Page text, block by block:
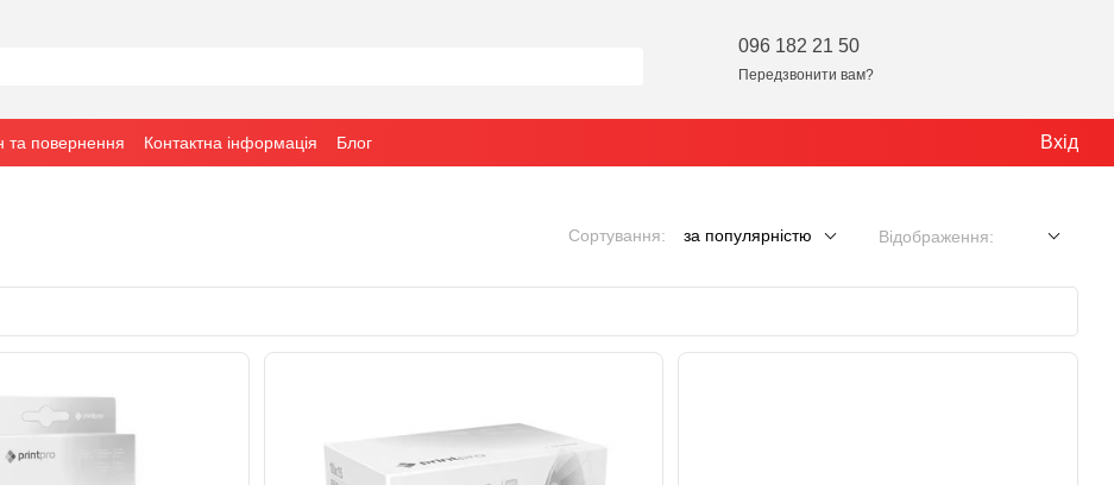
096 182 21 50
Передзвонити вам?
та повернення Контактна інформація Блог Вхід
Сортування: за популярністю Відображення: